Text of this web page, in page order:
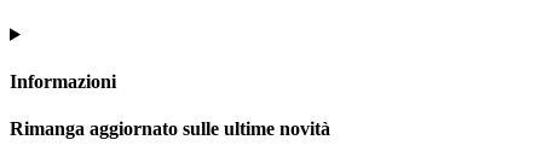
Informazioni
Rimanga aggiornato sulle ultime novità